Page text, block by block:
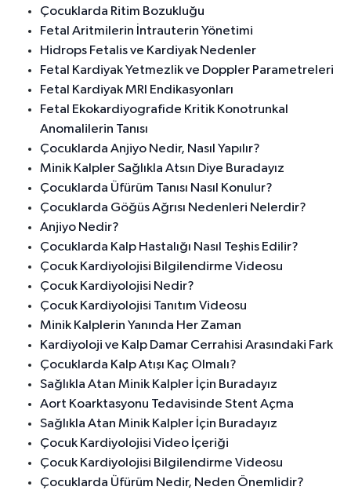
Çocuklarda Ritim Bozukluğu
Fetal Aritmilerin İntrauterin Yönetimi
Hidrops Fetalis ve Kardiyak Nedenler
Fetal Kardiyak Yetmezlik ve Doppler Parametreleri
Fetal Kardiyak MRI Endikasyonları
Fetal Ekokardiyografide Kritik Konotrunkal
Anomalilerin Tanısı
Çocuklarda Anjiyo Nedir, Nasıl Yapılır?
Minik Kalpler Sağlıkla Atsın Diye Buradayız
Çocuklarda Üfürüm Tanısı Nasıl Konulur?
Çocuklarda Göğüs Ağrısı Nedenleri Nelerdir?
Anjiyo Nedir?
Çocuklarda Kalp Hastalığı Nasıl Teşhis Edilir?
Çocuk Kardiyolojisi Bilgilendirme Videosu
Çocuk Kardiyolojisi Nedir?
Çocuk Kardiyolojisi Tanıtım Videosu
Minik Kalplerin Yanında Her Zaman
Kardiyoloji ve Kalp Damar Cerrahisi Arasındaki Fark
Çocuklarda Kalp Atışı Kaç Olmalı?
Sağlıkla Atan Minik Kalpler İçin Buradayız
Aort Koarktasyonu Tedavisinde Stent Açma
Sağlıkla Atan Minik Kalpler İçin Buradayız
Çocuk Kardiyolojisi Video İçeriği
Çocuk Kardiyolojisi Bilgilendirme Videosu
Çocuklarda Üfürüm Nedir, Neden Önemlidir?